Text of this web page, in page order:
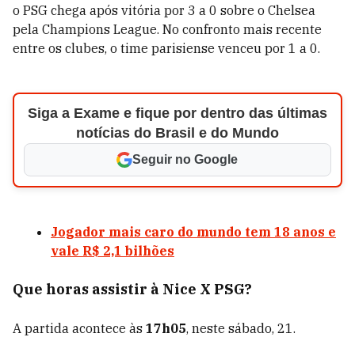
o PSG chega após vitória por 3 a 0 sobre o Chelsea
pela Champions League. No confronto mais recente
entre os clubes, o time parisiense venceu por 1 a 0.
Siga a Exame e fique por dentro das últimas
notícias do Brasil e do Mundo
Seguir no Google
Jogador mais caro do mundo tem 18 anos e
vale R$ 2,1 bilhões
Que horas assistir à Nice X PSG?
A partida acontece às 17h05, neste sábado, 21.